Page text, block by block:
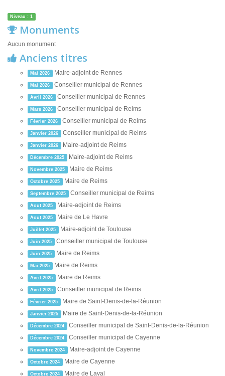
Niveau : 1
Monuments
Aucun monument
Anciens titres
Mai 2026 Maire-adjoint de Rennes
Mai 2026 Conseiller municipal de Rennes
Avril 2026 Conseiller municipal de Rennes
Mars 2026 Conseiller municipal de Reims
Février 2026 Conseiller municipal de Reims
Janvier 2026 Conseiller municipal de Reims
Janvier 2026 Maire-adjoint de Reims
Décembre 2025 Maire-adjoint de Reims
Novembre 2025 Maire de Reims
Octobre 2025 Maire de Reims
Septembre 2025 Conseiller municipal de Reims
Aout 2025 Maire-adjoint de Reims
Aout 2025 Maire de Le Havre
Juillet 2025 Maire-adjoint de Toulouse
Juin 2025 Conseiller municipal de Toulouse
Juin 2025 Maire de Reims
Mai 2025 Maire de Reims
Avril 2025 Maire de Reims
Avril 2025 Conseiller municipal de Reims
Février 2025 Maire de Saint-Denis-de-la-Réunion
Janvier 2025 Maire de Saint-Denis-de-la-Réunion
Décembre 2024 Conseiller municipal de Saint-Denis-de-la-Réunion
Décembre 2024 Conseiller municipal de Cayenne
Novembre 2024 Maire-adjoint de Cayenne
Octobre 2024 Maire de Cayenne
Octobre 2024 Maire de Laval